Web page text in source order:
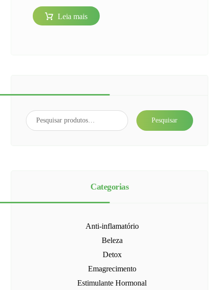
Leia mais
Pesquisar
Categorias
Anti-inflamatório
Beleza
Detox
Emagrecimento
Estimulante Hormonal